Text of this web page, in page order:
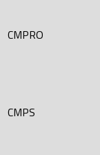
CMPRO
CMPS